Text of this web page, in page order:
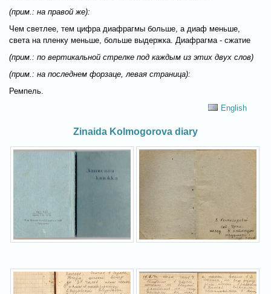
(прим.: на правой же):
Чем светлее, тем цифра диафрагмы больше, а диаф меньше,
света на пленку меньше, больше выдержка. Диафрагма - сжатие
(прим.: по вертикальной стрелке под каждым из этих двух слов)
(прим.: на последнем форзаце, левая страница):
Ремпель.
English
Zinaida Kolmogorova diary